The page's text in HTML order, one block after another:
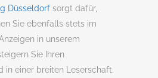
Düsseldorf sorgt dafür,
Sie ebenfalls stets im
in unserem
Sie Ihren
in einer breiten Leserschaft.